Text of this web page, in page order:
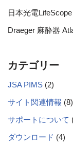
日本光電
Draeger 麻酔器
カテゴリー
JSA PIMS (2)
サイト関連情報 (8)
サポートについて
ダウンロード (4)